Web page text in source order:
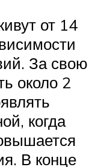
от 14
За свою
около 2
когда
В конце